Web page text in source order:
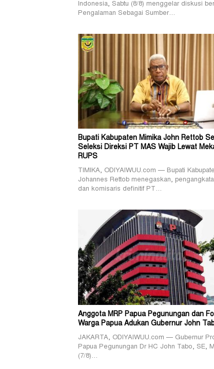
Indonesia, Sabtu (8/8) menggelar diskusi
Pengalaman Sebagai Sumber…
Bupati Kabupaten Mimika John Rettob
Seleksi Direksi PT MAS Wajib Lewat
RUPS
TIMIKA, ODIYAIWUU.com — Bupati
Johannes Rettob menegaskan,
dan komisaris definitif PT…
Anggota MRP Papua Pegunungan dan
Warga Papua Adukan Gubernur John
JAKARTA, ODIYAIWUU.com — Gubernur
Papua Pegunungan Dr HC John Tabo, SE,
(7/8)…